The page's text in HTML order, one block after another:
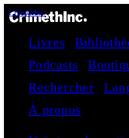
CrimethInc.
Livres
Podcasts
Rechercher
À propos